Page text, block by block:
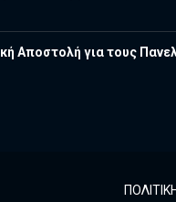
Αποστολή για τους